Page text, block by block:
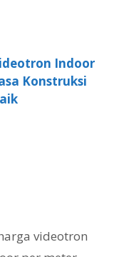
Indoor
Konstruksi
videotron